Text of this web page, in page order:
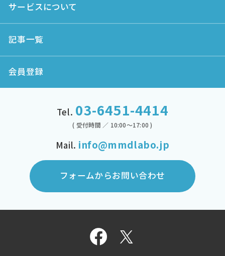
サービスについて
記事一覧
会員登録
Tel. 03-6451-4414
( 受付時間 ／ 10:00～17:00 )
Mail. info@mmdlabo.jp
フォームからお問い合わせ